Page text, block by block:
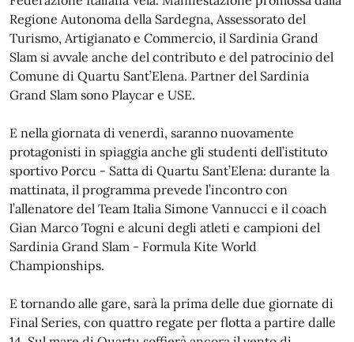
Regione Autonoma della Sardegna, Assessorato del
Turismo, Artigianato e Commercio, il Sardinia Grand
Slam si avvale anche del contributo e del patrocinio del
Comune di Quartu Sant’Elena. Partner del Sardinia
Grand Slam sono Playcar e USE.
E nella giornata di venerdì, saranno nuovamente
protagonisti in spiaggia anche gli studenti dell’istituto
sportivo Porcu - Satta di Quartu Sant’Elena: durante la
mattinata, il programma prevede l’incontro con
l’allenatore del Team Italia Simone Vannucci e il coach
Gian Marco Togni e alcuni degli atleti e campioni del
Sardinia Grand Slam - Formula Kite World
Championships.
E tornando alle gare, sarà la prima delle due giornate di
Final Series, con quattro regate per flotta a partire dalle